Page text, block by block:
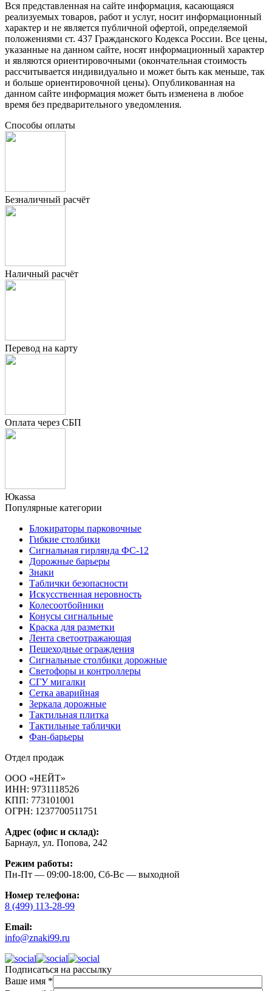
Вся представленная на сайте информация, касающаяся
реализуемых товаров, работ и услуг, носит информационный
характер и не является публичной офертой, определяемой
положениями ст. 437 Гражданского Кодекса России. Все цены,
указанные на данном сайте, носят информационный характер
и являются ориентировочными (окончательная стоимость
рассчитывается индивидуально и может быть как меньше, так
и больше ориентировочной цены). Опубликованная на
данном сайте информация может быть изменена в любое
время без предварительного уведомления.
Способы оплаты
Безналичный расчёт
Наличный расчёт
Перевод на карту
Оплата через СБП
Юкаssа
Популярные категории
Блокираторы парковочные
Гибкие столбики
Сигнальная гирлянда ФС-12
Дорожные барьеры
Знаки
Таблички безопасности
Искусственная неровность
Колесоотбойники
Конусы сигнальные
Краска для разметки
Лента светоотражающая
Пешеходные ограждения
Сигнальные столбики дорожные
Светофоры и контроллеры
СГУ мигалки
Cетка аварийная
Зеркала дорожные
Тактильная плитка
Тактильные таблички
Фан-барьеры
Отдел продаж
ООО «НЕЙТ»
ИНН: 9731118526
КПП: 773101001
ОГРН: 1237700511751
Адрес (офис и склад):
Барнаул, ул. Попова, 242
Режим работы:
Пн-Пт — 09:00-18:00, Сб-Вс — выходной
Номер телефона:
8 (499) 113-28-99
Email:
info@znaki99.ru
Подписаться на рассылку
Ваше имя *